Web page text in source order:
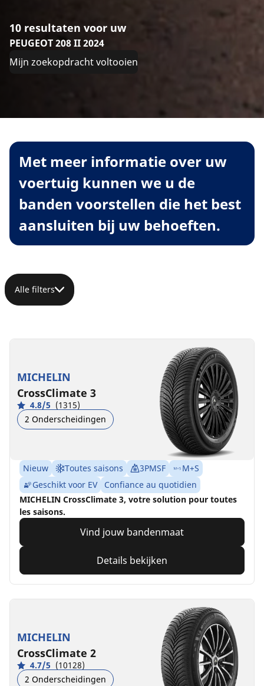
10 resultaten voor uw
PEUGEOT 208 II 2024
Mijn zoekopdracht voltooien
Met meer informatie over uw
voertuig kunnen we u de
banden voorstellen die het best
aansluiten bij uw behoeften.
Alle filters
MICHELIN
CrossClimate 3
4.8/5 (1315)
2 Onderscheidingen
Nieuw Toutes saisons 3PMSF
M+S
Geschikt voor EV
Confiance au quotidien
MICHELIN CrossClimate 3, votre solution pour toutes
les saisons.
Vind jouw bandenmaat
Details bekijken
MICHELIN
CrossClimate 2
4.7/5 (10128)
2 Onderscheidingen